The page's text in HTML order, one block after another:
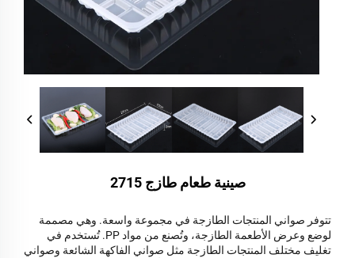
صينية طعام طازج 2715
تتوفر صواني المنتجات الطازجة في مجموعة واسعة. وهي مصممة
لوضع وعرض الأطعمة الطازجة، وتُصنع من مواد PP. تُستخدم في
تغليف مختلف المنتجات الطازجة مثل صواني الفاكهة الشائعة وصواني